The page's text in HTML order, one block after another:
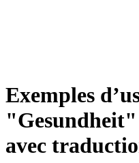
Exemples
avec